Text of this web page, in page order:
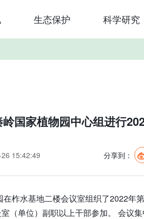
生态保护 科学研究
岭国家植物园中心组进行
15:42:49 分享到：
柞水基地二楼会议室组织了2022年
（单位）副职以上干部参加。 会议